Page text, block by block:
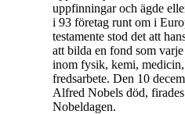
uppfinningar och ägde
i 93 företag runt om i
testamente stod det att
att bilda en fond som
inom fysik, kemi,
fredsarbete. Den 10
Alfred Nobels död,
Nobeldagen.